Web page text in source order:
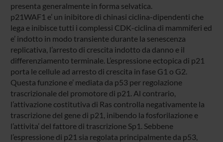
presenta generalmente in forma selvatica.
p21WAF1 e’ un inibitore di chinasi ciclina-dipendenti che
lega e inibisce tutti i complessi CDK-ciclina di mammiferi ed
e’ indotto in modo transiente durante la senescenza
replicativa, l’arresto di crescita indotto da danno e il
differenziamento terminale. L’espressione ectopica di p21
porta le cellule ad arresto di crescita in fase G1 o G2.
Questa funzione e’ mediata da p53 per regolazione
trascrizionale del promotore di p21. Al contrario,
l’attivazione costitutiva di Ras controlla negativamente la
trascrizione del gene di p21, inibendo la fosforilazione e
l’attivita’ del fattore di trascrizione Sp1. Sebbene
l’espressione di p21 sia regolata principalmente da p53,